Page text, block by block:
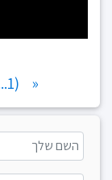
«
(1...)